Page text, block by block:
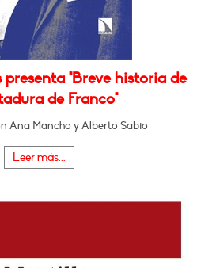
"Breve historia de
de Franco"
Ana Mancho y Alberto Sabio
Leer más...